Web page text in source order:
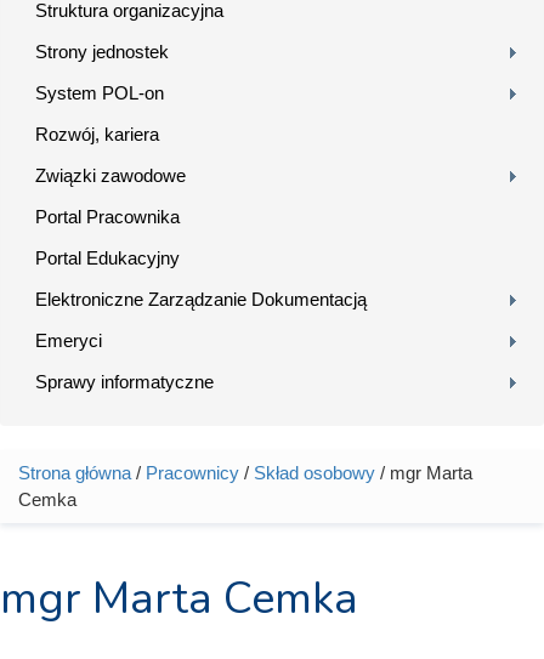
Struktura organizacyjna
Strony jednostek
System POL-on
Rozwój, kariera
Związki zawodowe
Portal Pracownika
Portal Edukacyjny
Elektroniczne Zarządzanie Dokumentacją
Emeryci
Sprawy informatyczne
Jesteś tutaj
Strona główna / Pracownicy / Skład osobowy / mgr Marta
Cemka
mgr Marta Cemka